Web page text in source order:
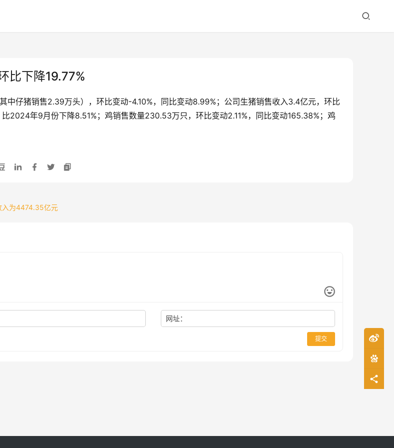
比下降19.77%
仔猪销售2.39万头），环比变动-4.10%，同比变动8.99%；公司生猪销售收入3.4亿元，环比
2024年9月份下降8.51%；鸡销售数量230.53万只，环比变动2.11%，同比变动165.38%；鸡
入为4474.35亿元
网址：
提交